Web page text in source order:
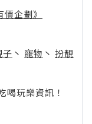
企劃》
子 丶 寵物 丶 扮靚
玩樂資訊！